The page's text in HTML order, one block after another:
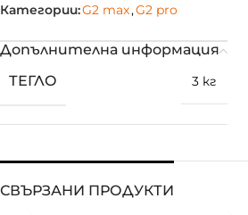
Категории:G2 max,G2 pro
Допълнителна информация
ТЕГЛО
3 кг
СВЪРЗАНИ ПРОДУКТИ